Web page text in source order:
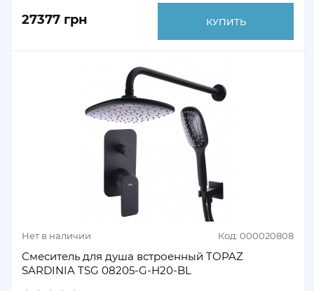
27377 грн КУПИТЬ
Нет в наличии Код: 000020808
Смеситель для душа встроенный TOPAZ
SARDINIA TSG 08205-G-H20-BL